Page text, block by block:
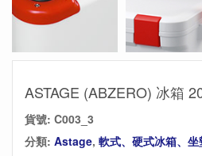
ASTAGE (ABZERO) 冰箱
貨號: C003_3
分類: Astage, 軟式、硬式冰箱、